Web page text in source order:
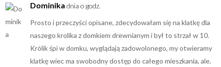
Dominika dnia o godz.
Prosto i przeczyści opisane, zdecydowałam się na klatkę dla
naszego krolika z domkiem drewnianym i był to strzał w 10.
Królik śpi w domku, wyglądają zadowolonego, my otwieramy
klatkę wiec ma swobodny dostęp do całego mieszkania, ale.